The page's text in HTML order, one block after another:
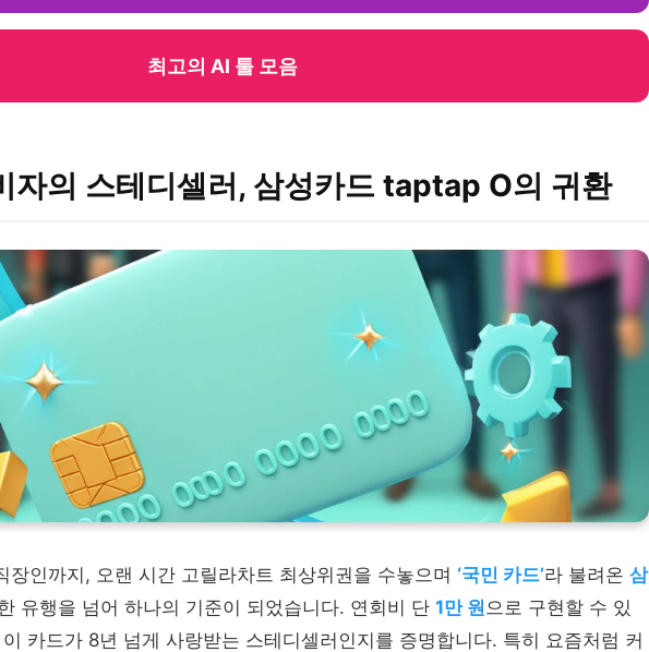
최고의 AI 툴 모음
자의 스테디셀러, 삼성카드 taptap O의 귀환
장인까지, 오랜 시간 고릴라차트 최상위권을 수놓으며 ‘국민 카드’라 불려온 삼
유행을 넘어 하나의 기준이 되었습니다. 연회비 단 1만 원 으로 구현할 수 있
카드가 8년 넘게 사랑받는 스테디셀러인지를 증명합니다. 특히 요즘처럼 커